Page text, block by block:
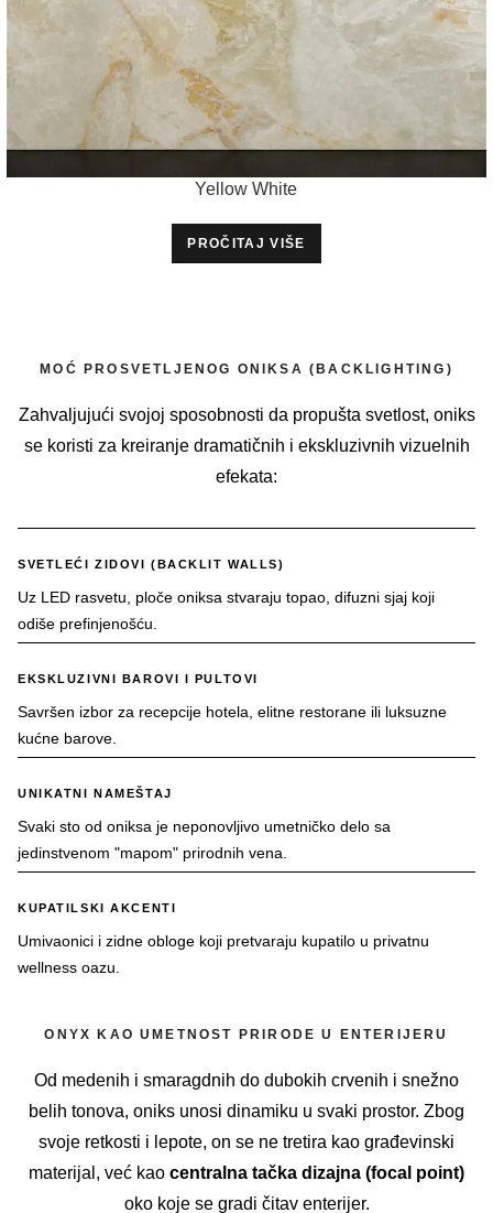
Yellow White
PROČITAJ VIŠE
MOĆ PROSVETLJENOG ONIKSA (BACKLIGHTING)
Zahvaljujući svojoj sposobnosti da propušta svetlost, oniks
se koristi za kreiranje dramatičnih i ekskluzivnih vizuelnih
efekata:
SVETLEĆI ZIDOVI (BACKLIT WALLS)
Uz LED rasvetu, ploče oniksa stvaraju topao, difuzni sjaj koji
odiše prefinjenošću.
EKSKLUZIVNI BAROVI I PULTOVI
Savršen izbor za recepcije hotela, elitne restorane ili luksuzne
kućne barove.
UNIKATNI NAMEŠTAJ
Svaki sto od oniksa je neponovljivo umetničko delo sa
jedinstvenom "mapom" prirodnih vena.
KUPATILSKI AKCENTI
Umivaonici i zidne obloge koji pretvaraju kupatilo u privatnu
wellness oazu.
ONYX KAO UMETNOST PRIRODE U ENTERIJERU
Od medenih i smaragdnih do dubokih crvenih i snežno
belih tonova, oniks unosi dinamiku u svaki prostor. Zbog
svoje retkosti i lepote, on se ne tretira kao građevinski
materijal, već kao centralna tačka dizajna (focal point)
oko koje se gradi čitav enterijer.